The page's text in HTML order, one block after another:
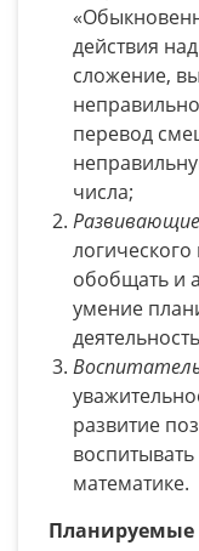
действия
сложение,
перевод
числа;
обобщать и
умение
развитие
математике.
Планируемые